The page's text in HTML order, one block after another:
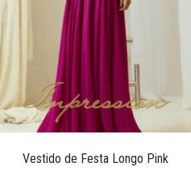
Vestido de Festa Longo Pink